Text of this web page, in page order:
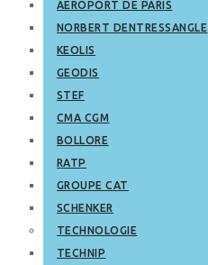
AEROPORT DE PARIS
NORBERT DENTRESSANGLE
KEOLIS
GEODIS
STEF
CMA CGM
BOLLORE
RATP
GROUPE CAT
SCHENKER
TECHNOLOGIE
TECHNIP